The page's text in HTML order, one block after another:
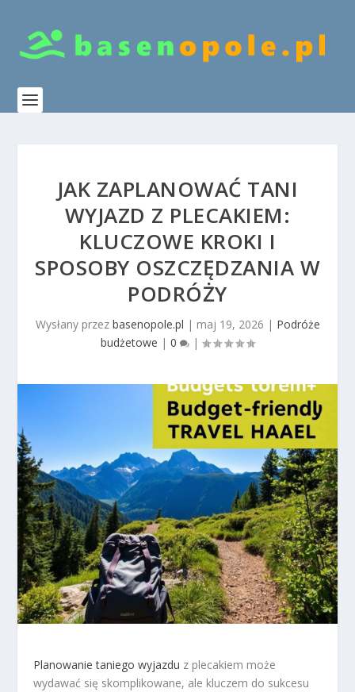
JAK ZAPLANOWAĆ TANI
WYJAZD Z PLECAKIEM:
KLUCZOWE KROKI I
SPOSOBY OSZCZĘDZANIA W
PODRÓŻY
Wysłany przez basenopole.pl | maj 19, 2026 | Podróże
budżetowe | 0 |
Planowanie taniego wyjazdu z plecakiem może
wydawać się skomplikowane, ale kluczem do sukcesu